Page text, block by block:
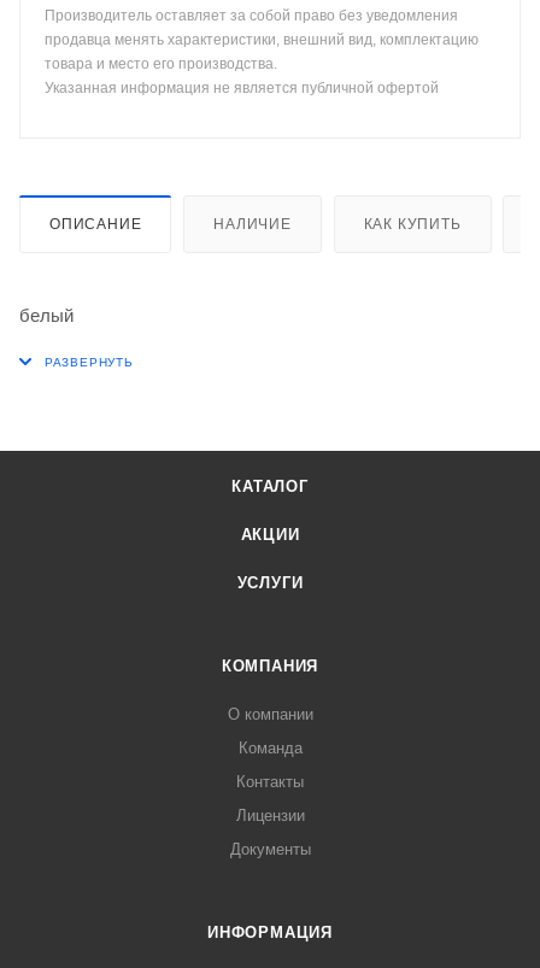
Производитель оставляет за собой право без уведомления
продавца менять характеристики, внешний вид, комплектацию
товара и место его производства.
Указанная информация не является публичной офертой
ОПИСАНИЕ НАЛИЧИЕ КАК КУПИТЬ
белый
КАТАЛОГ
АКЦИИ
УСЛУГИ
КОМПАНИЯ
О компании
Команда
Контакты
Лицензии
Документы
ИНФОРМАЦИЯ